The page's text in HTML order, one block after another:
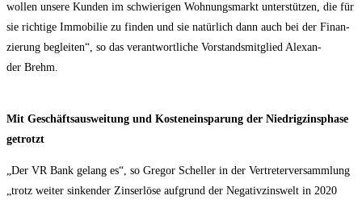
wol­len unse­re Kun­den im schwie­ri­gen Woh­nungs­markt unter­stüt­zen, die für
sie rich­ti­ge Immo­bi­lie zu fin­den und sie natür­lich dann auch bei der Finan­
zie­rung beglei­ten“, so das ver­ant­wort­li­che Vor­stands­mit­glied Alex­an­
der Brehm.
Mit Geschäfts­aus­wei­tung und Kos­ten­ein­spa­rung der Nied­rig­zins­pha­se
getrotzt
„Der VR Bank gelang es“, so Gre­gor Schel­ler in der Ver­tre­ter­ver­samm­lung
„trotz wei­ter sin­ken­der Zins­er­lö­se auf­grund der Nega­tiv­zins­welt in 2020